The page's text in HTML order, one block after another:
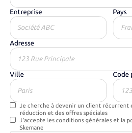
Entreprise Pays
Adresse
Ville Code
Je cherche à devenir un client récurrent
réduction et des offres spéciales
J'accepte lesconditions générales et la
Skemane